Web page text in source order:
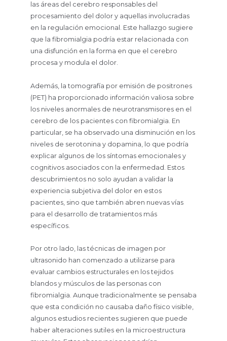
las áreas del cerebro responsables del
procesamiento del dolor y aquellas involucradas
en la regulación emocional. Este hallazgo sugiere
que la fibromialgia podría estar relacionada con
una disfunción en la forma en que el cerebro
procesa y modula el dolor.
Además, la tomografía por emisión de positrones
(PET) ha proporcionado información valiosa sobre
los niveles anormales de neurotransmisores en el
cerebro de los pacientes con fibromialgia. En
particular, se ha observado una disminución en los
niveles de serotonina y dopamina, lo que podría
explicar algunos de los síntomas emocionales y
cognitivos asociados con la enfermedad. Estos
descubrimientos no solo ayudan a validar la
experiencia subjetiva del dolor en estos
pacientes, sino que también abren nuevas vías
para el desarrollo de tratamientos más
específicos.
Por otro lado, las técnicas de imagen por
ultrasonido han comenzado a utilizarse para
evaluar cambios estructurales en los tejidos
blandos y músculos de las personas con
fibromialgia. Aunque tradicionalmente se pensaba
que esta condición no causaba daño físico visible,
algunos estudios recientes sugieren que puede
haber alteraciones sutiles en la microestructura